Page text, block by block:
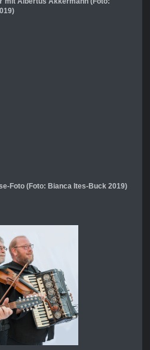
Foto (Foto: Bianca Ites-Buck 2019)